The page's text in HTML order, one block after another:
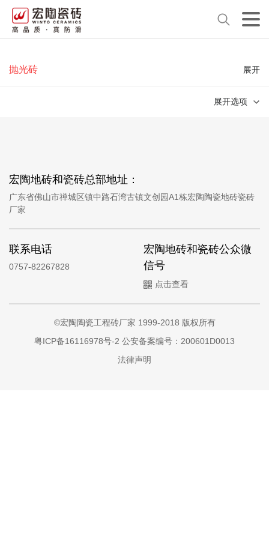
抛光砖 展开
展开选项
宏陶地砖和瓷砖总部地址：
广东省佛山市禅城区镇中路石湾古镇文创园A1栋宏陶陶瓷地砖瓷砖
厂家
联系电话
0757-82267828
宏陶地砖和瓷砖公众微
信号
点击查看
©宏陶陶瓷工程砖厂家 1999-2018 版权所有
粤ICP备16116978号-2 公安备案编号：200601D0013
法律声明